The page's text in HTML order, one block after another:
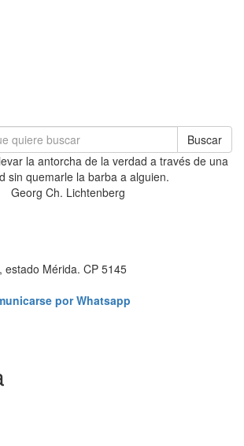
Buscar
la antorcha de la verdad a través de una
sin quemarle la barba a alguien.
Georg Ch. Lichtenberg
estado Mérida. CP 5145
por Whatsapp